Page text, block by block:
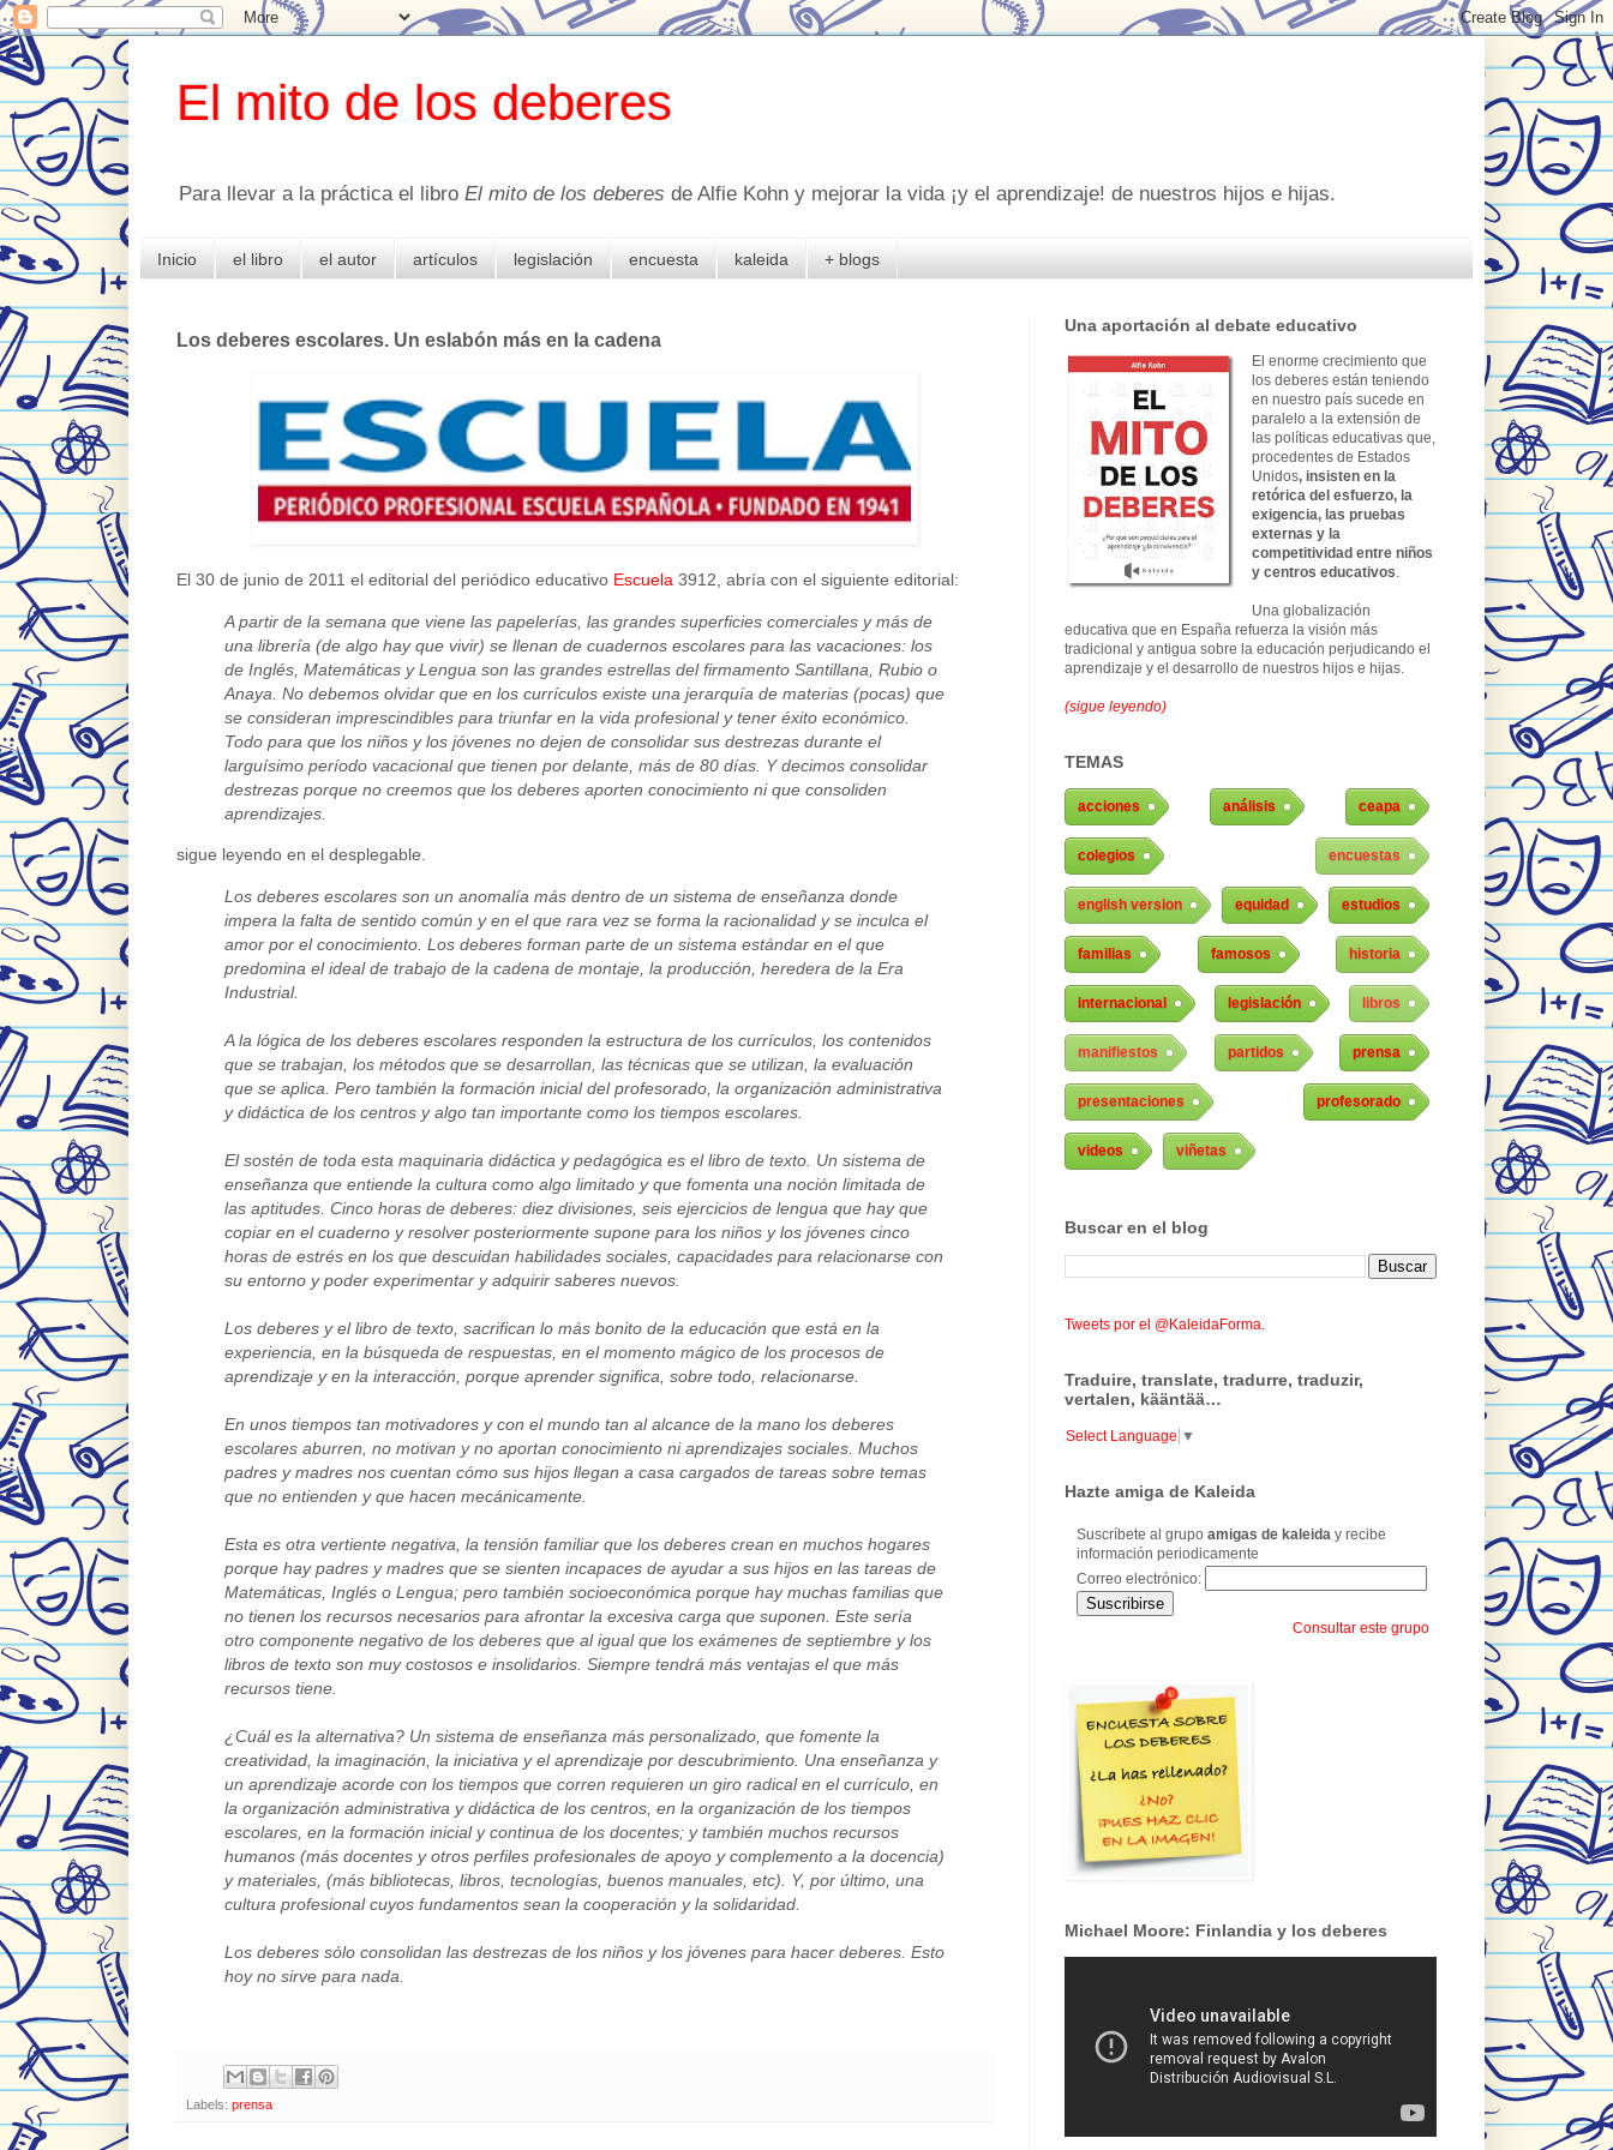
El mito de los deberes
Para llevar a la práctica el libro El mito de los deberes de Alfie Kohn y mejorar la vida ¡y el aprendizaje! de nuestros hijos e hijas.
Inicio el libro el autor artículos legislación encuesta kaleida + blogs
Los deberes escolares. Un eslabón más en la cadena
El 30 de junio de 2011 el editorial del periódico educativo Escuela 3912, abría con el siguiente editorial:
A partir de la semana que viene las papelerías, las grandes superficies comerciales y más de
una librería (de algo hay que vivir) se llenan de cuadernos escolares para las vacaciones: los
de Inglés, Matemáticas y Lengua son las grandes estrellas del firmamento Santillana, Rubio o
Anaya. No debemos olvidar que en los currículos existe una jerarquía de materias (pocas) que
se consideran imprescindibles para triunfar en la vida profesional y tener éxito económico.
Todo para que los niños y los jóvenes no dejen de consolidar sus destrezas durante el
larguísimo período vacacional que tienen por delante, más de 80 días. Y decimos consolidar
destrezas porque no creemos que los deberes aporten conocimiento ni que consoliden
aprendizajes.
sigue leyendo en el desplegable.
Los deberes escolares son un anomalía más dentro de un sistema de enseñanza donde
impera la falta de sentido común y en el que rara vez se forma la racionalidad y se inculca el
amor por el conocimiento. Los deberes forman parte de un sistema estándar en el que
predomina el ideal de trabajo de la cadena de montaje, la producción, heredera de la Era
Industrial.
A la lógica de los deberes escolares responden la estructura de los currículos, los contenidos
que se trabajan, los métodos que se desarrollan, las técnicas que se utilizan, la evaluación
que se aplica. Pero también la formación inicial del profesorado, la organización administrativa
y didáctica de los centros y algo tan importante como los tiempos escolares.
El sostén de toda esta maquinaria didáctica y pedagógica es el libro de texto. Un sistema de
enseñanza que entiende la cultura como algo limitado y que fomenta una noción limitada de
las aptitudes. Cinco horas de deberes: diez divisiones, seis ejercicios de lengua que hay que
copiar en el cuaderno y resolver posteriormente supone para los niños y los jóvenes cinco
horas de estrés en los que descuidan habilidades sociales, capacidades para relacionarse con
su entorno y poder experimentar y adquirir saberes nuevos.
Los deberes y el libro de texto, sacrifican lo más bonito de la educación que está en la
experiencia, en la búsqueda de respuestas, en el momento mágico de los procesos de
aprendizaje y en la interacción, porque aprender significa, sobre todo, relacionarse.
En unos tiempos tan motivadores y con el mundo tan al alcance de la mano los deberes
escolares aburren, no motivan y no aportan conocimiento ni aprendizajes sociales. Muchos
padres y madres nos cuentan cómo sus hijos llegan a casa cargados de tareas sobre temas
que no entienden y que hacen mecánicamente.
Esta es otra vertiente negativa, la tensión familiar que los deberes crean en muchos hogares
porque hay padres y madres que se sienten incapaces de ayudar a sus hijos en las tareas de
Matemáticas, Inglés o Lengua; pero también socioeconómica porque hay muchas familias que
no tienen los recursos necesarios para afrontar la excesiva carga que suponen. Este sería
otro componente negativo de los deberes que al igual que los exámenes de septiembre y los
libros de texto son muy costosos e insolidarios. Siempre tendrá más ventajas el que más
recursos tiene.
¿Cuál es la alternativa? Un sistema de enseñanza más personalizado, que fomente la
creatividad, la imaginación, la iniciativa y el aprendizaje por descubrimiento. Una enseñanza y
un aprendizaje acorde con los tiempos que corren requieren un giro radical en el currículo, en
la organización administrativa y didáctica de los centros, en la organización de los tiempos
escolares, en la formación inicial y continua de los docentes; y también muchos recursos
humanos (más docentes y otros perfiles profesionales de apoyo y complemento a la docencia)
y materiales, (más bibliotecas, libros, tecnologías, buenos manuales, etc). Y, por último, una
cultura profesional cuyos fundamentos sean la cooperación y la solidaridad.
Los deberes sólo consolidan las destrezas de los niños y los jóvenes para hacer deberes. Esto
hoy no sirve para nada.
Labels: prensa
Una aportación al debate educativo
El enorme crecimiento que
los deberes están teniendo
en nuestro país sucede en
paralelo a la extensión de
las políticas educativas que,
procedentes de Estados
Unidos, insisten en la
retórica del esfuerzo, la
exigencia, las pruebas
externas y la
competitividad entre niños
y centros educativos.
Una globalización
educativa que en España refuerza la visión más
tradicional y antigua sobre la educación perjudicando el
aprendizaje y el desarrollo de nuestros hijos e hijas.
(sigue leyendo)
TEMAS
acciones análisis ceapa
colegios encuestas
english version equidad estudios
familias famosos historia
internacional legislación libros
manifiestos partidos prensa
presentaciones profesorado
videos viñetas
Buscar en el blog
Tweets por el @KaleidaForma.
Traduire, translate, tradurre, traduzir,
vertalen, kääntää…
Select Language ▼
Hazte amiga de Kaleida
Suscríbete al grupo amigas de kaleida y recibe
información periodicamente
Correo electrónico:
Consultar este grupo
Michael Moore: Finlandia y los deberes